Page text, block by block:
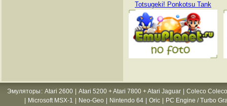
Totsugeki! Ponkotsu Tank
Эмуляторы : Atari 2600 Atari 5200 + Atari 7800 + Atari Jaguar
Coleco
Microsoft MSX-1 Neo-Geo Nintendo 64 Oric PC Engine / Turbo